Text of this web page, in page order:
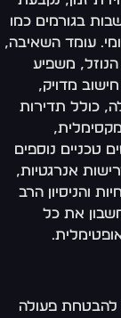
בגורמים כמו
עומד השאיבה,
משפיע
מדויק,
כולל תדירות
טכניים נוספים
אנרגטיות,
והניסיון הרב
את כל
פעולה